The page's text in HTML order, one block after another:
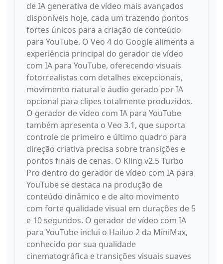
de IA generativa de vídeo mais avançados
disponíveis hoje, cada um trazendo pontos
fortes únicos para a criação de conteúdo
para YouTube. O Veo 4 do Google alimenta a
experiência principal do gerador de vídeo
com IA para YouTube, oferecendo visuais
fotorrealistas com detalhes excepcionais,
movimento natural e áudio gerado por IA
opcional para clipes totalmente produzidos.
O gerador de vídeo com IA para YouTube
também apresenta o Veo 3.1, que suporta
controle de primeiro e último quadro para
direção criativa precisa sobre transições e
pontos finais de cenas. O Kling v2.5 Turbo
Pro dentro do gerador de vídeo com IA para
YouTube se destaca na produção de
conteúdo dinâmico e de alto movimento
com forte qualidade visual em durações de 5
e 10 segundos. O gerador de vídeo com IA
para YouTube inclui o Hailuo 2 da MiniMax,
conhecido por sua qualidade
cinematográfica e transições visuais suaves